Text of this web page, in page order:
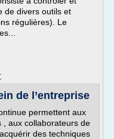
de divers outils et
régulières). Le
de l’entreprise
permettent aux
, aux collaborateurs de
des techniques